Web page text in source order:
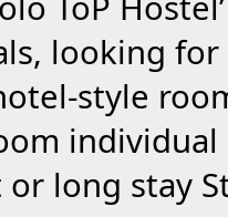
looking
style
long stay